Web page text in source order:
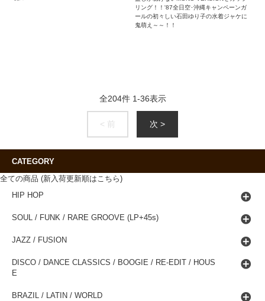
リング！！'87全日空･沖縄キャンペーンガ
ールの初々しい石田ゆり子の水着ジャケに
鬼萌え～～！！
全204件 1-36表示
< 前 次 >
CATEGORY
全ての商品 (新入荷更新順はこちら)
HIP HOP
SOUL / FUNK / RARE GROOVE (LP+45s)
JAZZ / FUSION
DISCO / DANCE CLASSICS / BOOGIE / RE-EDIT / HOUS
E
BRAZIL / LATIN / WORLD